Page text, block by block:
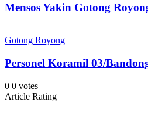
Mensos Yakin Gotong
Gotong Royong
Personel Koramil 03/
0 0 votes
Article Rating